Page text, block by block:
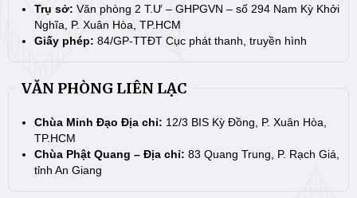
Trụ sở: Văn phòng 2 T.Ư – GHPGVN – số 294 Nam Kỳ Khởi
Nghĩa, P. Xuân Hòa, TP.HCM
Giấy phép: 84/GP-TTĐT Cục phát thanh, truyền hình
VĂN PHÒNG LIÊN LẠC
Chùa Minh Đạo Địa chỉ: 12/3 BIS Kỳ Đồng, P. Xuân Hòa,
TP.HCM
Chùa Phật Quang – Địa chỉ: 83 Quang Trung, P. Rạch Giá,
tỉnh An Giang